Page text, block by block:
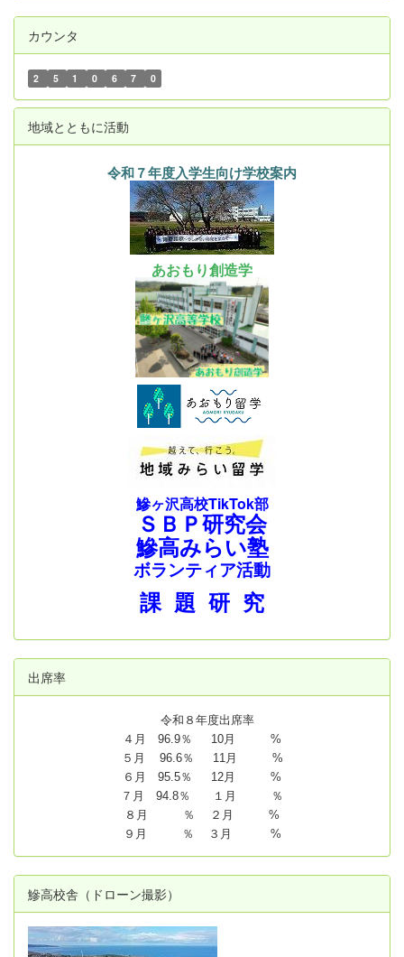
カウンタ
2 5 1 0 6 7 0
地域とともに活動
令和７年度入学生向け学校案内
あおもり創造学
鰺ヶ沢高校TikTok部
ＳＢＰ研究会
鰺高みらい塾
ボランティア活動
課 題 研 究
出席率
令和８年度出席率
４月 96.9％ 10月 %
５月 96.6％ 11月 %
６月 95.5％ 12月 %
７月 94.8％ １月 ％
８月 ％ ２月 %
９月 ％ ３月 %
鰺高校舎（ドローン撮影）